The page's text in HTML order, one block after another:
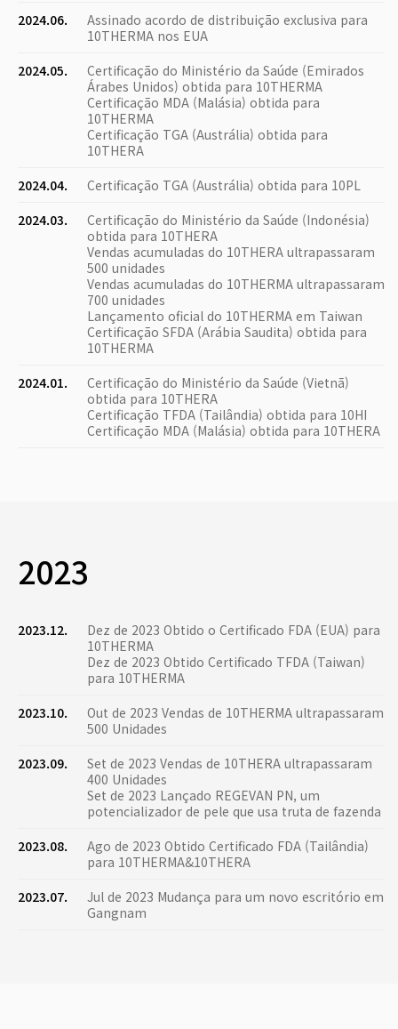
2024.06.
Assinado acordo de distribuição exclusiva para
10THERMA nos EUA
2024.05.
Certificação do Ministério da Saúde (Emirados
Árabes Unidos) obtida para 10THERMA
Certificação MDA (Malásia) obtida para
10THERMA
Certificação TGA (Austrália) obtida para
10THERA
2024.04.
Certificação TGA (Austrália) obtida para 10PL
2024.03.
Certificação do Ministério da Saúde (Indonésia)
obtida para 10THERA
Vendas acumuladas do 10THERA ultrapassaram
500 unidades
Vendas acumuladas do 10THERMA ultrapassaram
700 unidades
Lançamento oficial do 10THERMA em Taiwan
Certificação SFDA (Arábia Saudita) obtida para
10THERMA
2024.01.
Certificação do Ministério da Saúde (Vietnã)
obtida para 10THERA
Certificação TFDA (Tailândia) obtida para 10HI
Certificação MDA (Malásia) obtida para 10THERA
2023
2023.12.
Dez de 2023 Obtido o Certificado FDA (EUA) para
10THERMA
Dez de 2023 Obtido Certificado TFDA (Taiwan)
para 10THERMA
2023.10.
Out de 2023 Vendas de 10THERMA ultrapassaram
500 Unidades
2023.09.
Set de 2023 Vendas de 10THERA ultrapassaram
400 Unidades
Set de 2023 Lançado REGEVAN PN, um
potencializador de pele que usa truta de fazenda
2023.08.
Ago de 2023 Obtido Certificado FDA (Tailândia)
para 10THERMA&10THERA
2023.07.
Jul de 2023 Mudança para um novo escritório em
Gangnam